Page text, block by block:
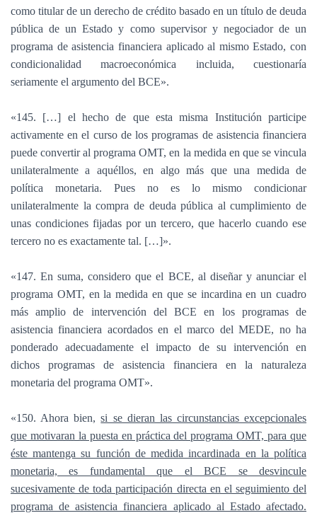
como titular de un derecho de crédito basado en un título de deuda
pública de un Estado y como supervisor y negociador de un
programa de asistencia financiera aplicado al mismo Estado, con
condicionalidad macroeconómica incluida, cuestionaría
seriamente el argumento del BCE».
«145. […] el hecho de que esta misma Institución participe
activamente en el curso de los programas de asistencia financiera
puede convertir al programa OMT, en la medida en que se vincula
unilateralmente a aquéllos, en algo más que una medida de
política monetaria. Pues no es lo mismo condicionar
unilateralmente la compra de deuda pública al cumplimiento de
unas condiciones fijadas por un tercero, que hacerlo cuando ese
tercero no es exactamente tal. […]».
«147. En suma, considero que el BCE, al diseñar y anunciar el
programa OMT, en la medida en que se incardina en un cuadro
más amplio de intervención del BCE en los programas de
asistencia financiera acordados en el marco del MEDE, no ha
ponderado adecuadamente el impacto de su intervención en
dichos programas de asistencia financiera en la naturaleza
monetaria del programa OMT».
«150. Ahora bien,si se dieran las circunstancias excepcionales
que motivaran la puesta en práctica del programa OMT, para que
éste mantenga su función de medida incardinada en la política
monetaria, es fundamental que el BCE se desvincule
sucesivamente de toda participación directa en el seguimiento del
programa de asistencia financiera aplicado al Estado afectado.